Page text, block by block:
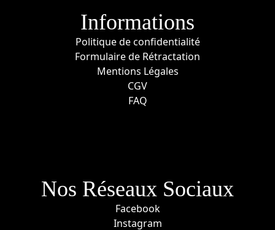
Informations
Politique de confidentialité
Formulaire de Rétractation
Mentions Légales
CGV
FAQ
Nos Réseaux Sociaux
Facebook
Instagram